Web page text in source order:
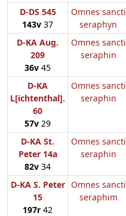
D-DS 545
143v 37
Omnes sancti
seraphyn
D-KA Aug.
209
36v 45
Omnes sancti
seraphin
D-KA
L[ichtenthal].
60
57v 29
Omnes sancti
seraphin
D-KA St.
Peter 14a
82v 34
Omnes sancti
seraphin
D-KA S. Peter
15
197r 42
Omnes sancti
seraphim